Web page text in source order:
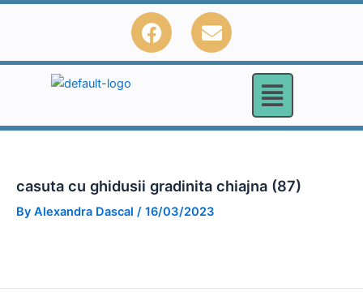
Skip
F
a
c
o
E
n
v
o
casuta cu ghidusii gradinita chiajna (87)
By Alexandra Dascal / 16/03/2023